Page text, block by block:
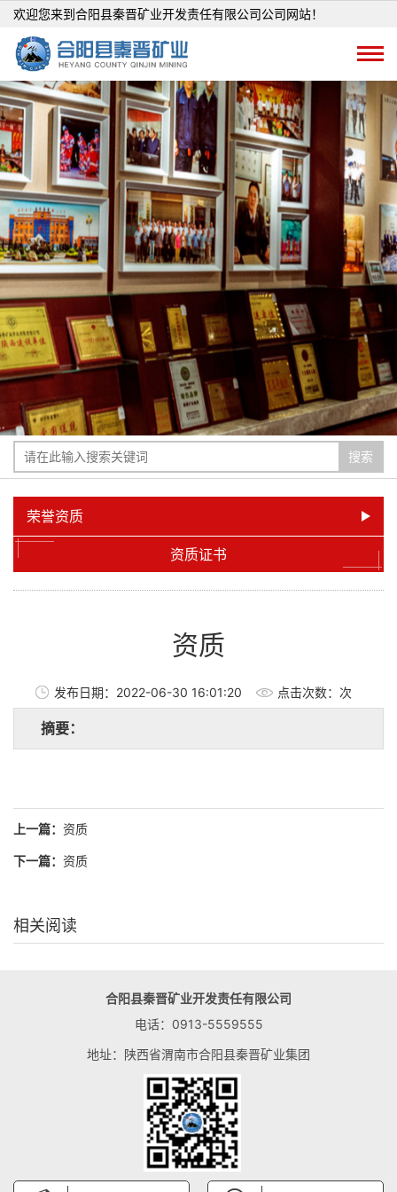
欢迎您来到合阳县秦晋矿业开发责任有限公司公司网站！
搜索
荣誉资质
资质证书
资质
发布日期： 2022-06-30 16:01:20 点击次数： 次
摘要：
上一篇： 资质
下一篇： 资质
相关阅读
合阳县秦晋矿业开发责任有限公司
电话：0913-5559555
地址：陕西省渭南市合阳县秦晋矿业集团